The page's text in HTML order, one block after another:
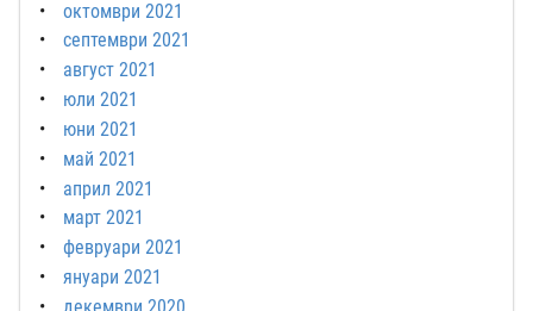
октомври 2021
септември 2021
август 2021
юли 2021
юни 2021
май 2021
април 2021
март 2021
февруари 2021
януари 2021